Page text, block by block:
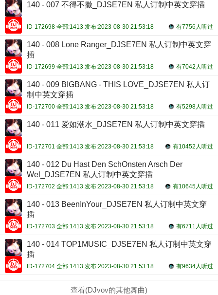
140 - 007 不得不撒_DJSE7EN 私人订制中英文穿插
有7756人听过
ID-172698 全部:1413 发布:2023-08-30 21:53:18
140 - 008 Lone Ranger_DJSE7EN 私人订制中英文穿
插
有7042人听过
ID-172699 全部:1413 发布:2023-08-30 21:53:18
140 - 009 BIGBANG - THIS LOVE_DJSE7EN 私人订
制中英文穿插
有5298人听过
ID-172700 全部:1413 发布:2023-08-30 21:53:18
140 - 011 爱如潮水_DJSE7EN 私人订制中英文穿插
有10452人听过
ID-172701 全部:1413 发布:2023-08-30 21:53:18
140 - 012 Du Hast Den SchOnsten Arsch Der
Wel_DJSE7EN 私人订制中英文穿插
有10645人听过
ID-172702 全部:1413 发布:2023-08-30 21:53:18
140 - 013 BeenInYour_DJSE7EN 私人订制中英文穿
插
有6711人听过
ID-172703 全部:1413 发布:2023-08-30 21:53:18
140 - 014 TOP1MUSIC_DJSE7EN 私人订制中英文穿
插
有9634人听过
ID-172704 全部:1413 发布:2023-08-30 21:53:18
查看(DJvov的其他舞曲)